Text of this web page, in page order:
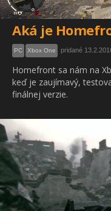
Aká je
PC Xbox One pridané
Homefront sa nám na
keď je zaujímavý,
finálnej verzie.